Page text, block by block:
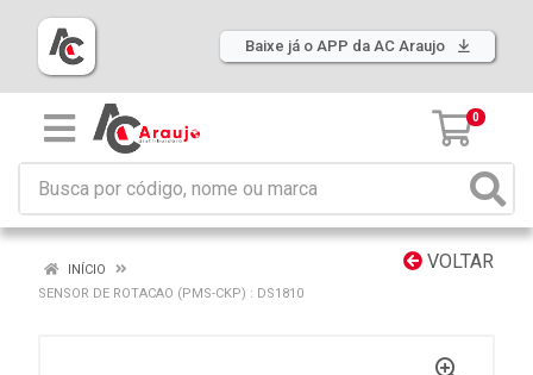
Baixe já o APP da AC Araujo
0
VOLTAR
INÍCIO
SENSOR DE ROTACAO (PMS-CKP) : DS1810